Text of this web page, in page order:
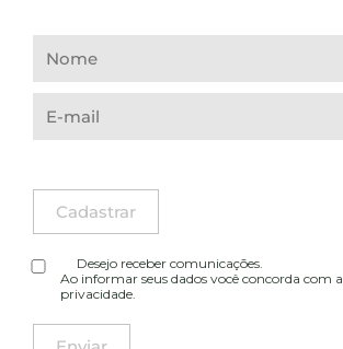
Desejo receber comunicações.
Ao informar seus dados você concorda com a
privacidade.